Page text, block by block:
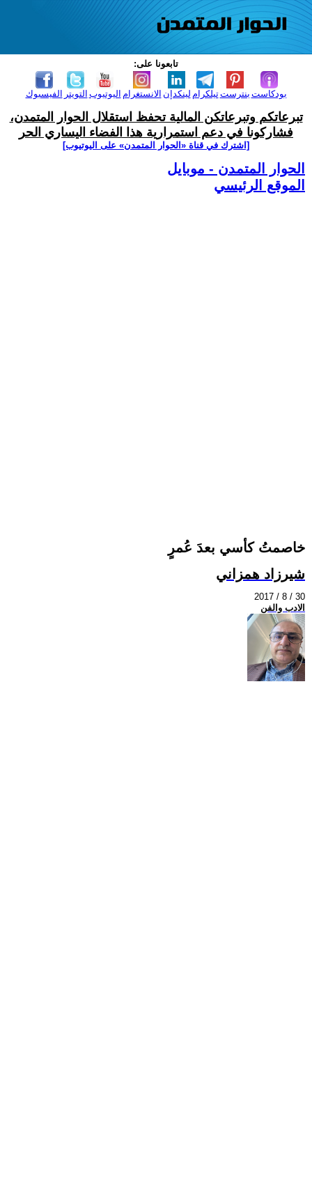
تابعونا على:
الفيسبوك التويتر اليوتيوب الانستغرام لينكدإن تيلكرامبنترست بودكاست
تبرعاتكم وتبرعاتكن المالية تحفظ استقلال الحوار المتمدن،
فشاركونا في دعم استمرارية هذا الفضاء اليساري الحر
[اشترك في قناة ‫«الحوار المتمدن» على اليوتيوب]
الحوار المتمدن - موبايل
الموقع الرئيسي
خاصمتُ كأسي بعدَ عُمرٍ
شيرزاد همزاني
2017 / 8 / 30
الادب والفن